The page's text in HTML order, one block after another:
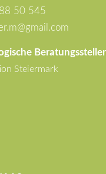
50 545
Steiermark